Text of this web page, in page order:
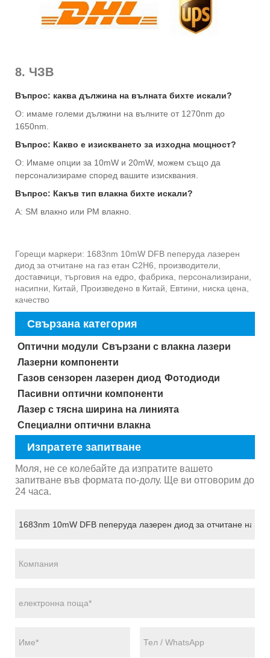
8. ЧЗВ
Въпрос: каква дължина на вълната бихте искали?
О: имаме големи дължини на вълните от 1270nm до
1650nm.
Въпрос: Какво е изискването за изходна мощност?
О: Имаме опции за 10mW и 20mW, можем също да
персонализираме според вашите изисквания.
Въпрос: Какъв тип влакна бихте искали?
A: SM влакно или PM влакно.
Горещи маркери: 1683nm 10mW DFB пеперуда лазерен
диод за отчитане на газ етан C2H6, производители,
доставчици, търговия на едро, фабрика, персонализирани,
насипни, Китай, Произведено в Китай, Евтини, ниска цена,
качество
Свързана категория
Оптични модули Свързани с влакна лазери
Лазерни компоненти
Газов сензорен лазерен диод Фотодиоди
Пасивни оптични компоненти
Лазер с тясна ширина на линията
Специални оптични влакна
Изпратете запитване
Моля, не се колебайте да изпратите вашето
запитване във формата по-долу. Ще ви отговорим до
24 часа.